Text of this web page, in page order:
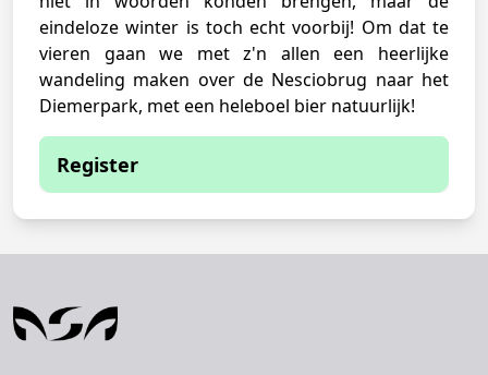
eindeloze winter is toch echt voorbij! Om dat te
vieren gaan we met z'n allen een heerlijke
wandeling maken over de Nesciobrug naar het
Diemerpark, met een heleboel bier natuurlijk!
Register